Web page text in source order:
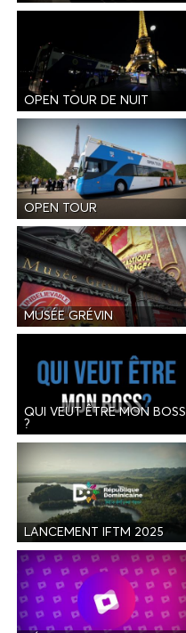
OPEN TOUR DE NUIT
OPEN TOUR
MUSÉE GRÉVIN
QUI VEUT ÊTRE MON BOSS
?
LANCEMENT IFTM 2025